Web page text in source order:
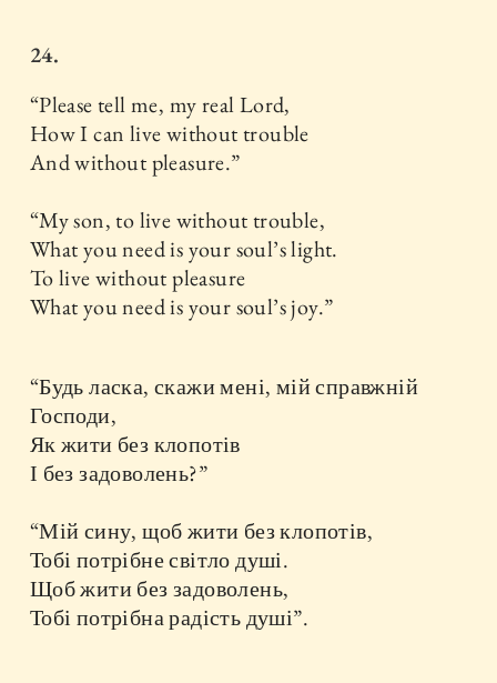
24.
“Please tell me, my real Lord,
How I can live without trouble
And without pleasure.”
“My son, to live without trouble,
What you need is your soul’s light.
To live without pleasure
What you need is your soul’s joy.”
“Будь ласка, скажи мені, мій справжній
Господи,
Як жити без клопотів
І без задоволень?”
“Мій сину, щоб жити без клопотів,
Тобі потрібне світло душі.
Щоб жити без задоволень,
Тобі потрібна радість душі”.